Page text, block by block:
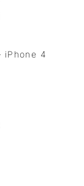
iPhone 4